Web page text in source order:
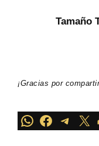
Tamaño
¡Gracias por
Compartir en WhatsApp
CompartirCompartir en Telegram
Compartir en X